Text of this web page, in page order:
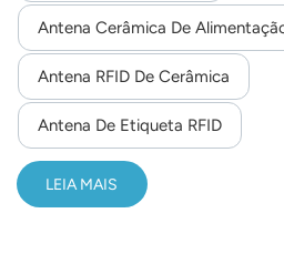
Antena Cerâmica De
Antena RFID De Cerâmica
Antena De Etiqueta RFID
LEIA MAIS